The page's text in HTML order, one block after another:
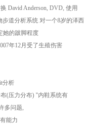
David Anderson, DVD, 使用
道分析系统 对一个8岁的泽西
她的跛脚程度
年12月受了生殖伤害
分析
(压力分布) "内鞋系统有
多问题,
能力